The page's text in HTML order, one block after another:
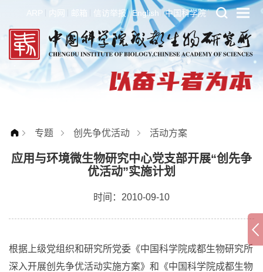
ARP 内网 邮箱 信访举报 English 中国科学院
专题 创先争优活动 活动方案
应用与环境微生物研究中心党支部开展“创先争
优活动”实施计划
时间：2010-09-10
根据上级党组织和研究所党委《中国科学院成都生物研究所
深入开展创先争优活动实施方案》和《中国科学院成都生物